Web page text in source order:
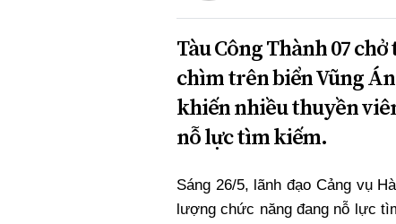
Tàu Công Thành 07
chìm trên biển Vũng
khiến nhiều thuyền
nỗ lực tìm kiếm.
Sáng 26/5, lãnh đạo Cảng vụ
lượng chức năng đang nỗ lực